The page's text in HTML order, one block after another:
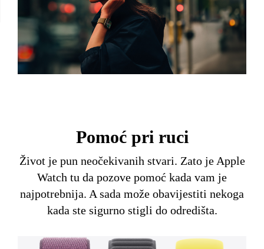
Pomoć pri ruci
Život je pun neočekivanih stvari. Zato je Apple
Watch tu da pozove pomoć kada vam je
najpotrebnija. A sada može obavijestiti nekoga
kada ste sigurno stigli do odredišta.